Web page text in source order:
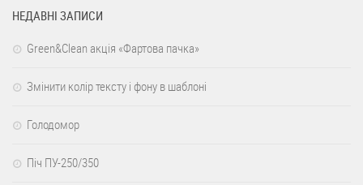
НЕДАВНІ ЗАПИСИ
Green&Clean акція «Фартова пачка»
Змінити колір тексту і фону в шаблоні
Голодомор
Піч ПУ-250/350